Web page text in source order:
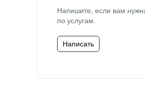
Напишите, если вам
по услугам.
Написать